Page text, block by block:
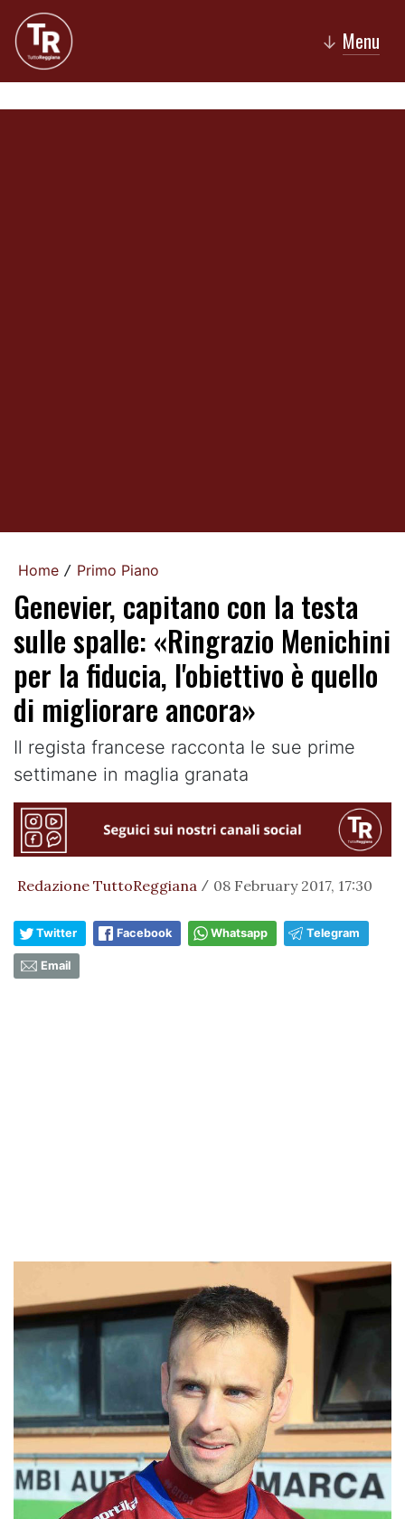
↓ Menu
Home / Primo Piano
Genevier, capitano con la testa
sulle spalle: «Ringrazio Menichini
per la fiducia, l'obiettivo è quello
di migliorare ancora»
Il regista francese racconta le sue prime
settimane in maglia granata
Redazione TuttoReggiana / 08 February 2017, 17:30
Twitter Facebook Whatsapp Telegram
Email